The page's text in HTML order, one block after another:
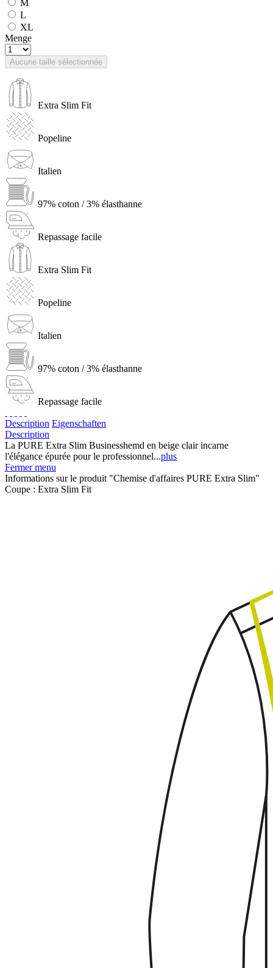
M
L
XL
Menge
Aucune taille sélectionnée
Extra Slim Fit
Popeline
Italien
97% coton / 3% élasthanne
Repassage facile
Extra Slim Fit
Popeline
Italien
97% coton / 3% élasthanne
Repassage facile
Description Eigenschaften
Description
La PURE Extra Slim Businesshemd en beige clair incarne
l'élégance épurée pour le professionnel...plus
Fermer menu
Informations sur le produit "Chemise d'affaires PURE Extra Slim"
Coupe : Extra Slim Fit